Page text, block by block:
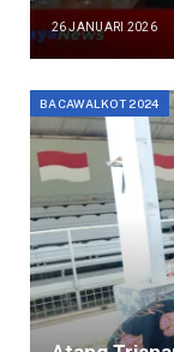
26 JANUARI 2026
BACAWALKOT 2024